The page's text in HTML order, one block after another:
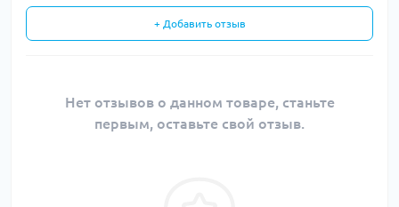
+ Добавить отзыв
Нет отзывов о данном товаре, станьте
первым, оставьте свой отзыв.